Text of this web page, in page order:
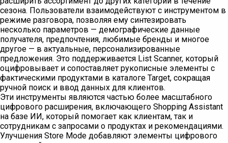
сезона. Пользователи взаимодействуют с инструментом в
режиме разговора, позволяя ему синтезировать
несколько параметров — демографические данные
получателя, предпочтения, любимые бренды и многое
другое — в актуальные, персонализированные
предложения. Это поддерживается List Scanner, который
оцифровывает и сопоставляет рукописные элементы с
фактическими продуктами в каталоге Target, сокращая
ручной поиск и ввод данных для клиентов.
Эти инструменты являются частью более масштабного
цифрового расширения, включающего Shopping Assistant
на базе ИИ, который помогает как клиентам, так и
сотрудникам с запросами о продуктах и рекомендациями.
Улучшения Store Mode добавляют элементы цифрового